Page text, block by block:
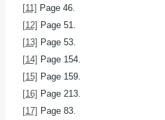
[11] Page 46.
[12] Page 51.
[13] Page 53.
[14] Page 154.
[15] Page 159.
[16] Page 213.
[17] Page 83.